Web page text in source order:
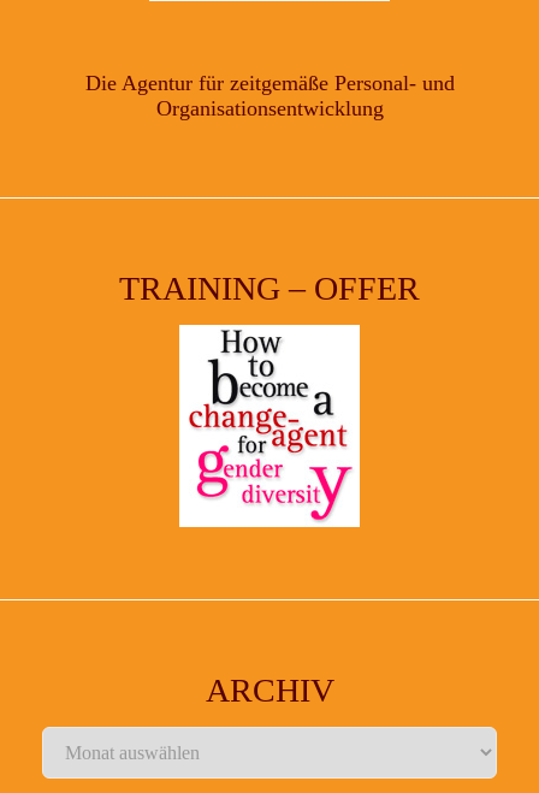
Die Agentur für zeitgemäße Personal- und
Organisationsentwicklung
TRAINING – OFFER
ARCHIV
Archiv